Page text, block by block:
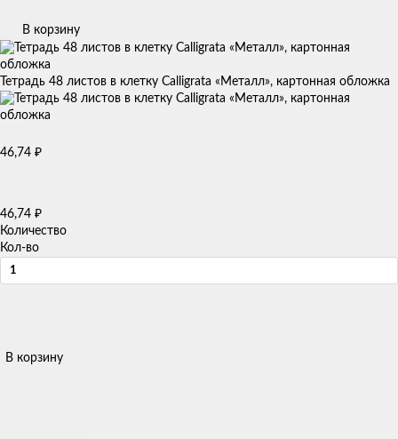
В корзину
Тетрадь 48 листов в клетку Calligrata «Металл», картонная обложка
46,74 ₽
46,74 ₽
Количество
Кол-во
В корзину